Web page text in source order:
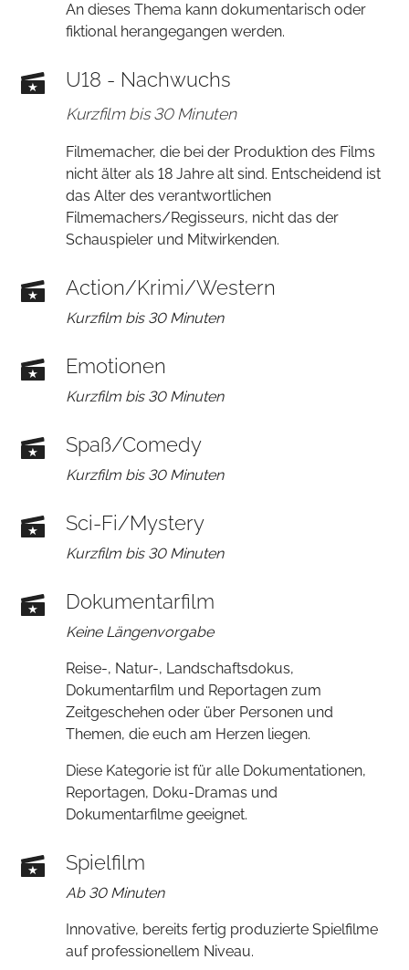
An dieses Thema kann dokumentarisch oder
fiktional herangegangen werden.
U18 - Nachwuchs
Kurzfilm bis 30 Minuten
Filmemacher, die bei der Produktion des Films
nicht älter als 18 Jahre alt sind. Entscheidend ist
das Alter des verantwortlichen
Filmemachers/Regisseurs, nicht das der
Schauspieler und Mitwirkenden.
Action/Krimi/Western
Kurzfilm bis 30 Minuten
Emotionen
Kurzfilm bis 30 Minuten
Spaß/Comedy
Kurzfilm bis 30 Minuten
Sci-Fi/Mystery
Kurzfilm bis 30 Minuten
Dokumentarfilm
Keine Längenvorgabe
Reise-, Natur-, Landschaftsdokus,
Dokumentarfilm und Reportagen zum
Zeitgeschehen oder über Personen und
Themen, die euch am Herzen liegen.
Diese Kategorie ist für alle Dokumentationen,
Reportagen, Doku-Dramas und
Dokumentarfilme geeignet.
Spielfilm
Ab 30 Minuten
Innovative, bereits fertig produzierte Spielfilme
auf professionellem Niveau.